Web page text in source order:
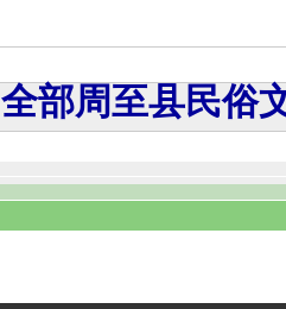
全部周至县民俗